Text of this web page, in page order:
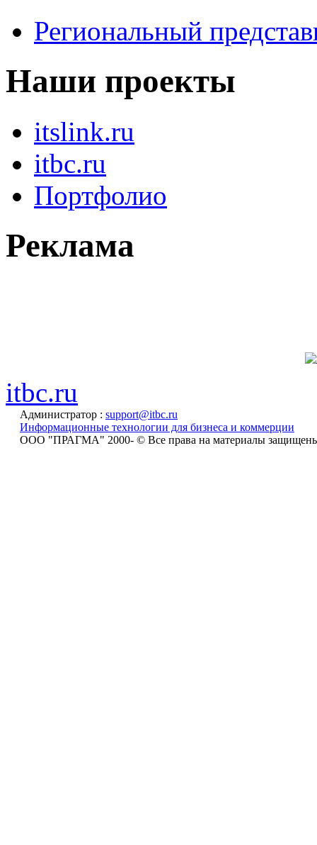
Региональный
Наши проекты
itslink.ru
itbc.ru
Портфолио
Реклама
itbc.ru
Администратор : support@itbc.ru
Информационные технологии для бизнеса и коммерции
ООО "ПРАГМА" 2000- © Все права на материалы